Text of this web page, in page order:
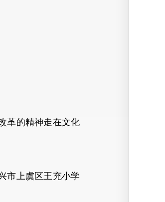
革的精神走在文化
市上虞区王充小学